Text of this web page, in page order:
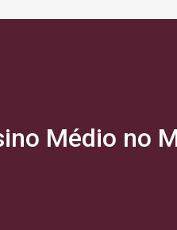
Médio no